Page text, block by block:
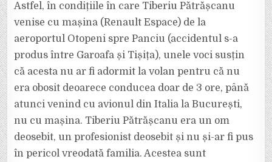
Astfel, în condițiile în care Tiberiu Pătrășcanu
venise cu mașina (Renault Espace) de la
aeroportul Otopeni spre Panciu (accidentul s-a
produs între Garoafa și Tișița), unele voci susțin
că acesta nu ar fi adormit la volan pentru că nu
era obosit deoarece conducea doar de 3 ore, până
atunci venind cu avionul din Italia la București,
nu cu mașina. Tiberiu Pătrășcanu era un om
deosebit, un profesionist deosebit și nu și-ar fi pus
în pericol vreodată familia. Acestea sunt